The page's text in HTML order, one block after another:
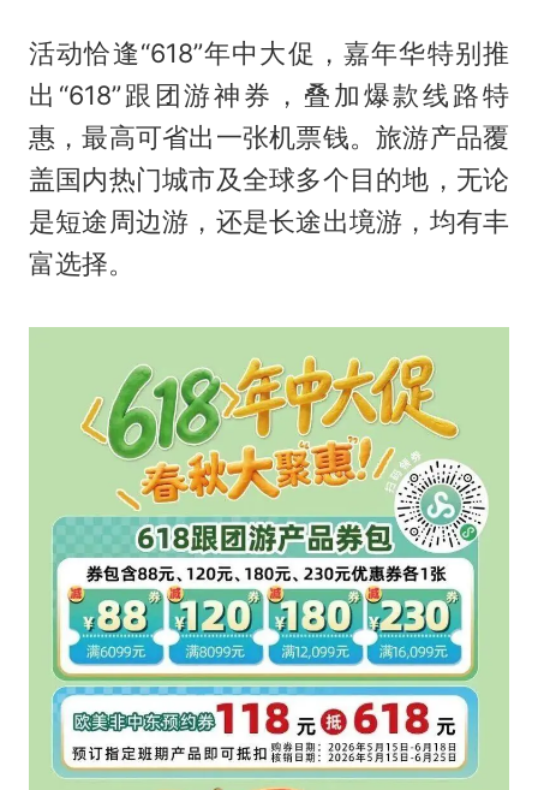
活动恰逢“618”年中大促，嘉年华特别推
出“618”跟团游神券，叠加爆款线路特
惠，最高可省出一张机票钱。旅游产品覆
盖国内热门城市及全球多个目的地，无论
是短途周边游，还是长途出境游，均有丰
富选择。